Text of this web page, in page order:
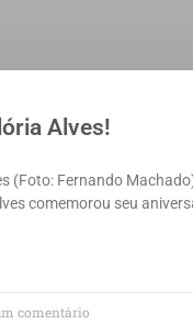
Alves!
(Foto: Fernando
comemorou seu
comentário